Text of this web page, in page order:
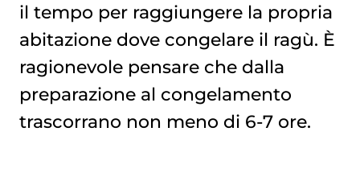
il tempo per raggiungere la propria
abitazione dove congelare il ragù. È
ragionevole pensare che dalla
preparazione al congelamento
trascorrano non meno di 6-7 ore.